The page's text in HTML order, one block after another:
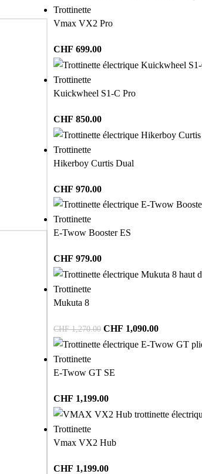
Trottinette
Vmax VX2 Pro
CHF 699.00
Trottinette
Kuickwheel S1-C Pro
CHF 850.00
Trottinette
Hikerboy Curtis Dual
CHF 970.00
Trottinette
E-Twow Booster ES
CHF 979.00
Trottinette
Mukuta 8
CHF1,270.00 CHF 1,090.00
Trottinette
E-Twow GT SE
CHF 1,199.00
Trottinette
Vmax VX2 Hub
CHF 1,199.00